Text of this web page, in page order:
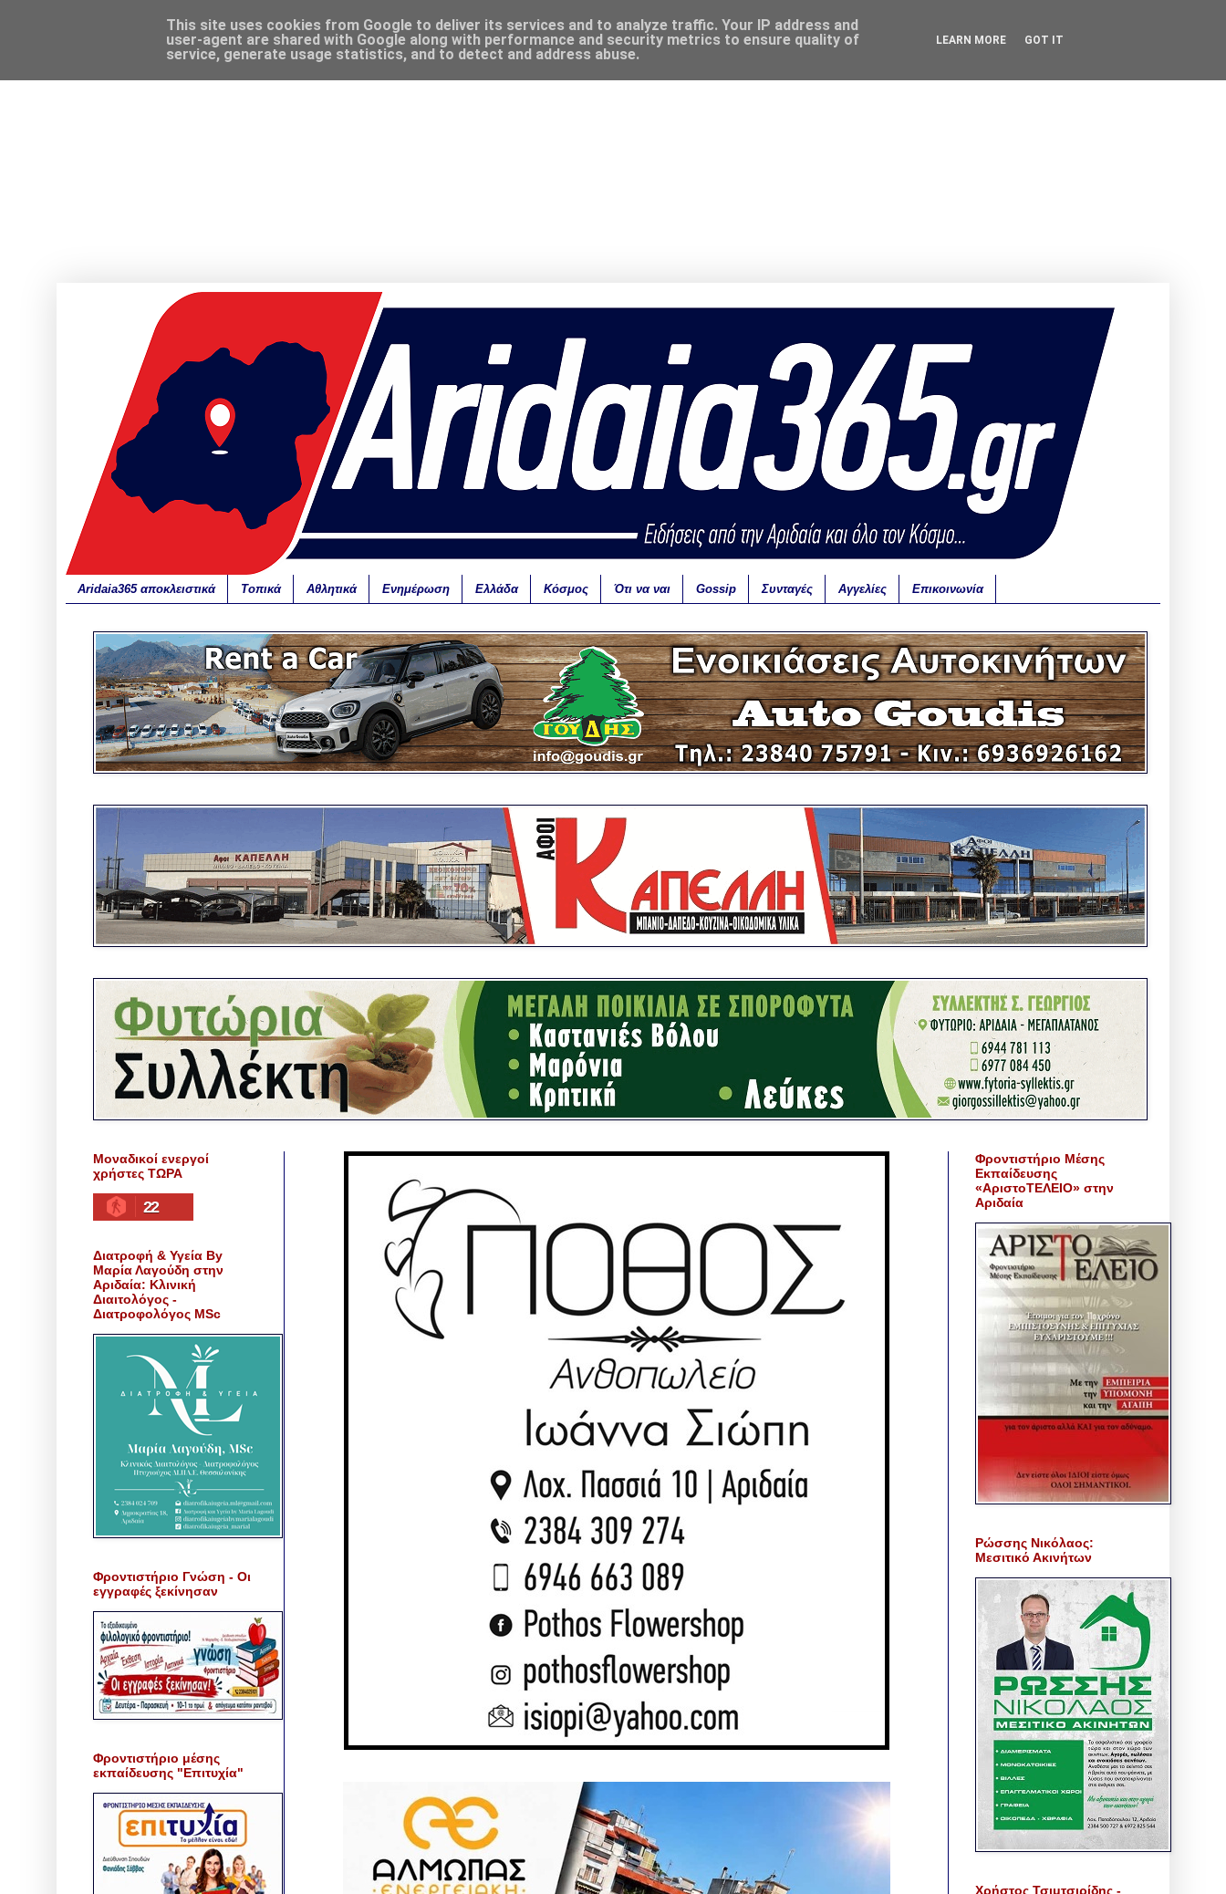
Aridaia365 αποκλειστικά Τοπικά Αθλητικά Ενημέρωση Ελλάδα Κόσμος Ότι να ναι Gossip Συνταγές Αγγελίες Επικοινωνία
Μοναδικοί ενεργοί
χρήστες ΤΩΡΑ
22
Διατροφή & Υγεία By
Μαρία Λαγούδη στην
Αριδαία: Κλινική
Διαιτολόγος -
Διατροφολόγος MSc
Φροντιστήριο Γνώση - Οι
εγγραφές ξεκίνησαν
Φροντιστήριο μέσης
εκπαίδευσης "Επιτυχία"
Φροντιστήριο Μέσης
Εκπαίδευσης
«ΑριστοΤΕΛΕΙΟ» στην
Αριδαία
Ρώσσης Νικόλαος:
Μεσιτικό Ακινήτων
Χρήστος Τσιμτσιρίδης -
This site uses cookies from Google to deliver its services and to analyze traffic. Your IP address and
user-agent are shared with Google along with performance and security metrics to ensure quality of
service, generate usage statistics, and to detect and address abuse.
LEARN MORE GOT IT